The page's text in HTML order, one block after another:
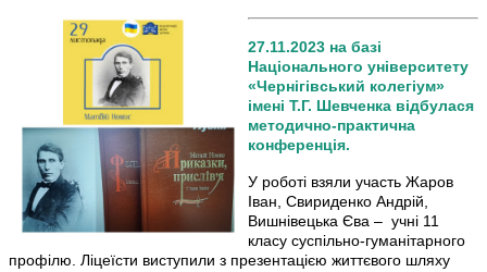
27.11.2023 на базі
Національного університету
«Чернігівський колегіум»
імені Т.Г. Шевченка відбулася
методично-практична
конференція.
У роботі взяли участь Жаров
Іван, Свириденко Андрій,
Вишнівецька Єва – учні 11
класу суспільно-гуманітарного
профілю. Ліцеїсти виступили з презентацією життєвого шляху